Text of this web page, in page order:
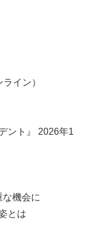
イン）
ント』 2026年1
機会に
とは